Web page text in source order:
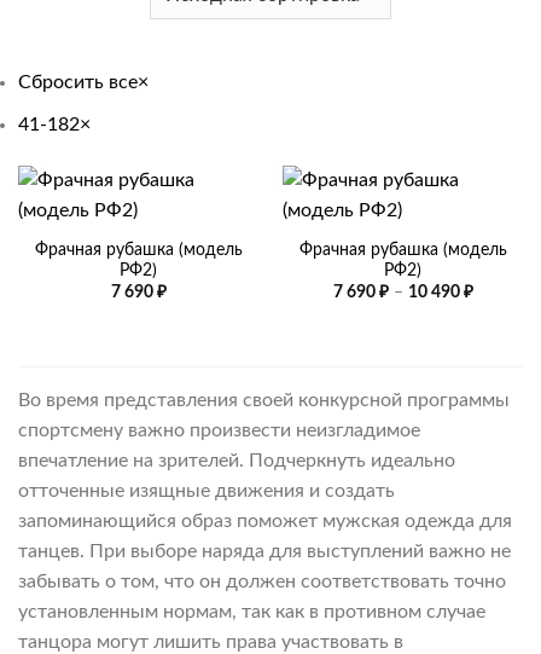
Сбросить все×
41-182×
Фрачная рубашка (модель
РФ2)
7 690 ₽
Фрачная рубашка (модель
РФ2)
7 690 ₽ – 10 490 ₽
Во время представления своей конкурсной программы
спортсмену важно произвести неизгладимое
впечатление на зрителей. Подчеркнуть идеально
отточенные изящные движения и создать
запоминающийся образ поможет мужская одежда для
танцев. При выборе наряда для выступлений важно не
забывать о том, что он должен соответствовать точно
установленным нормам, так как в противном случае
танцора могут лишить права участвовать в